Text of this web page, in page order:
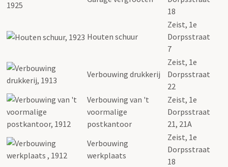
18
Houten schuur
Zeist, 1e
Dorpsstraat
7
Verbouwing drukkerij
Zeist, 1e
Dorpsstraat
22
Verbouwing van 't
voormalige
postkantoor
Zeist, 1e
Dorpsstraat
21, 21A
Verbouwing
werkplaats
Zeist, 1e
Dorpsstraat
18